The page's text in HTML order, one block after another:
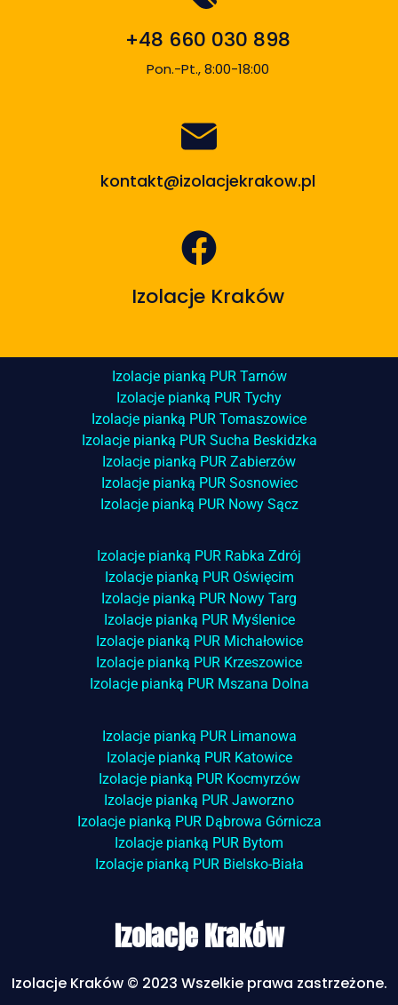
+48 660 030 898
Pon.-Pt., 8:00-18:00
kontakt@izolacjekrakow.pl
Izolacje Kraków
Izolacje pianką PUR Tarnów
Izolacje pianką PUR Tychy
Izolacje pianką PUR Tomaszowice
Izolacje pianką PUR Sucha Beskidzka
Izolacje pianką PUR Zabierzów
Izolacje pianką PUR Sosnowiec
Izolacje pianką PUR Nowy Sącz
Izolacje pianką PUR Rabka Zdrój
Izolacje pianką PUR Oświęcim
Izolacje pianką PUR Nowy Targ
Izolacje pianką PUR Myślenice
Izolacje pianką PUR Michałowice
Izolacje pianką PUR Krzeszowice
Izolacje pianką PUR Mszana Dolna
Izolacje pianką PUR Limanowa
Izolacje pianką PUR Katowice
Izolacje pianką PUR Kocmyrzów
Izolacje pianką PUR Jaworzno
Izolacje pianką PUR Dąbrowa Górnicza
Izolacje pianką PUR Bytom
Izolacje pianką PUR Bielsko-Biała
Izolacje Kraków
Izolacje Kraków © 2023 Wszelkie prawa zastrzeżone.